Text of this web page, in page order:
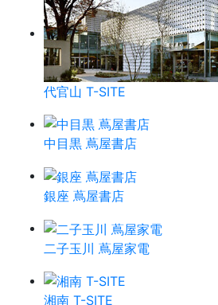
代官山 T-SITE
中目黒 蔦屋書店
銀座 蔦屋書店
二子玉川 蔦屋家電
湘南 T-SITE